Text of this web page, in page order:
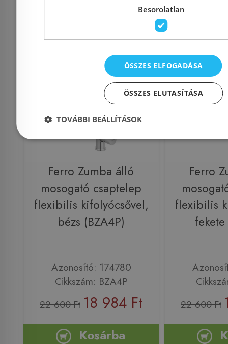
-16%
Ferro Zumba álló
mosogató csaptelep
flexibilis kifolyócsővel,
bézs (BZA4P)
Azonosító: 174780
Cikkszám: BZA4P
22 600 Ft 18 984 Ft
Kosárba
Rendelésre
Ferro
flexibilis
22 600 Ft
Besorolatlan
ÖSSZES ELFOGADÁSA
ÖSSZES ELUTASÍTÁSA
TOVÁBBI BEÁLLÍTÁSOK